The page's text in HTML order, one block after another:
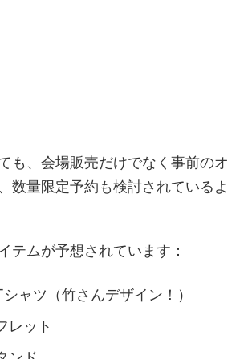
も、会場販売だけでなく事前のオ
数量限定予約も検討されているよ
テムが予想されています：
ャツ（竹さんデザイン！）
レット